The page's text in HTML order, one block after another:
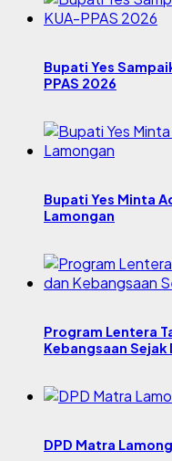
Bupati Yes
PPAS 2026
Bupati Yes Minta
Lamongan
Program Lentera
Kebangsaan Sejak
DPD Matra